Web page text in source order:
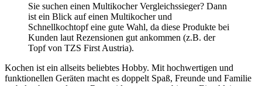
Sie suchen einen Multikocher Vergleichssieger? Dann
ist ein Blick auf einen Multikocher und
Schnellkochtopf eine gute Wahl, da diese Produkte bei
Kunden laut Rezensionen gut ankommen (z.B. der
Topf von TZS First Austria).
Kochen ist ein allseits beliebtes Hobby. Mit hochwertigen und
funktionellen Geräten macht es doppelt Spaß, Freunde und Familie